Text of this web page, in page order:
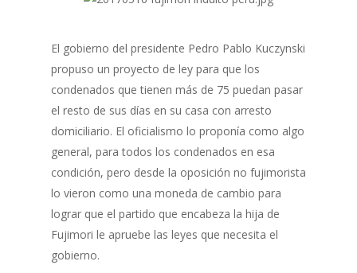
El gobierno del presidente Pedro Pablo Kuczynski
propuso un proyecto de ley para que los
condenados que tienen más de 75 puedan pasar
el resto de sus días en su casa con arresto
domiciliario. El oficialismo lo proponía como algo
general, para todos los condenados en esa
condición, pero desde la oposición no fujimorista
lo vieron como una moneda de cambio para
lograr que el partido que encabeza la hija de
Fujimori le apruebe las leyes que necesita el
gobierno.